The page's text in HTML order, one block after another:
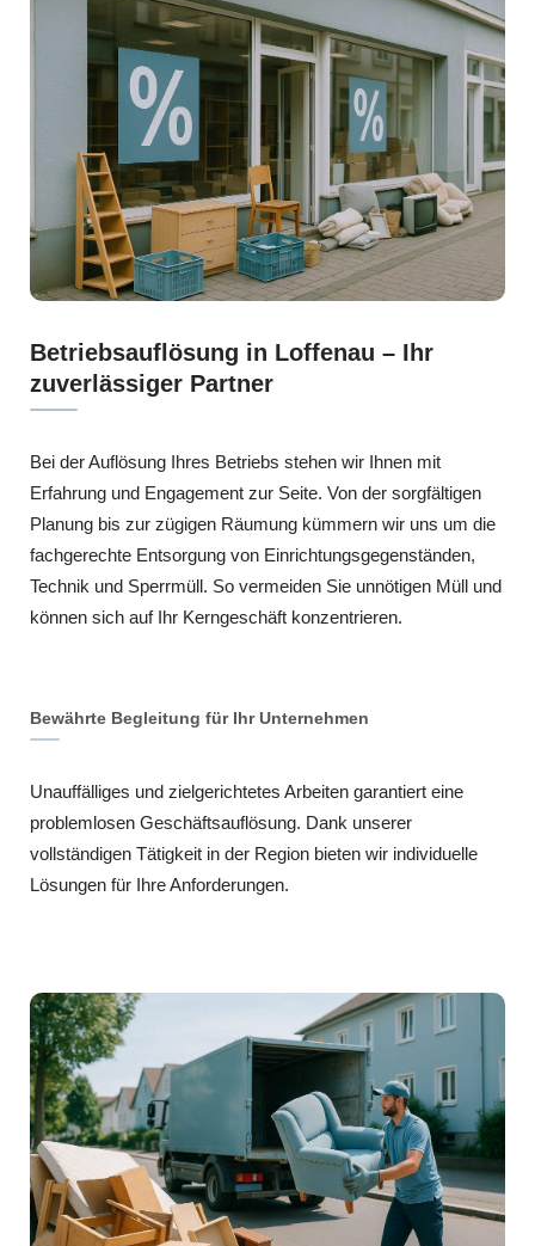
Betriebsauflösung in Loffenau – Ihr
zuverlässiger Partner
Bei der Auflösung Ihres Betriebs stehen wir Ihnen mit
Erfahrung und Engagement zur Seite. Von der sorgfältigen
Planung bis zur zügigen Räumung kümmern wir uns um die
fachgerechte Entsorgung von Einrichtungsgegenständen,
Technik und Sperrmüll. So vermeiden Sie unnötigen Müll und
können sich auf Ihr Kerngeschäft konzentrieren.
Bewährte Begleitung für Ihr Unternehmen
Unauffälliges und zielgerichtetes Arbeiten garantiert eine
problemlosen Geschäftsauflösung. Dank unserer
vollständigen Tätigkeit in der Region bieten wir individuelle
Lösungen für Ihre Anforderungen.